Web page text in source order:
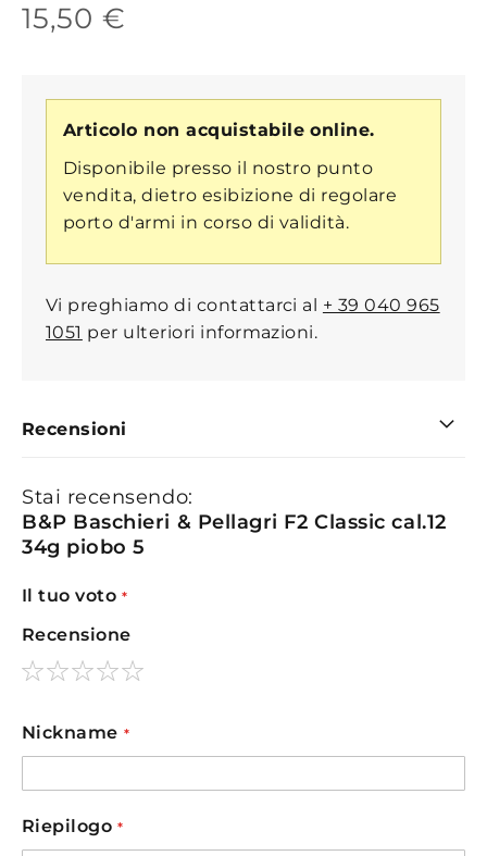
15,50 €
Articolo non acquistabile online.
Disponibile presso il nostro punto
vendita, dietro esibizione di regolare
porto d'armi in corso di validità.
Vi preghiamo di contattarci al + 39 040 965
1051 per ulteriori informazioni.
Recensioni
Stai recensendo:
B&P Baschieri & Pellagri F2 Classic cal.12
34g piobo 5
Il tuo voto
Recensione
star
stars
stars
stars
stars
Nickname
Riepilogo